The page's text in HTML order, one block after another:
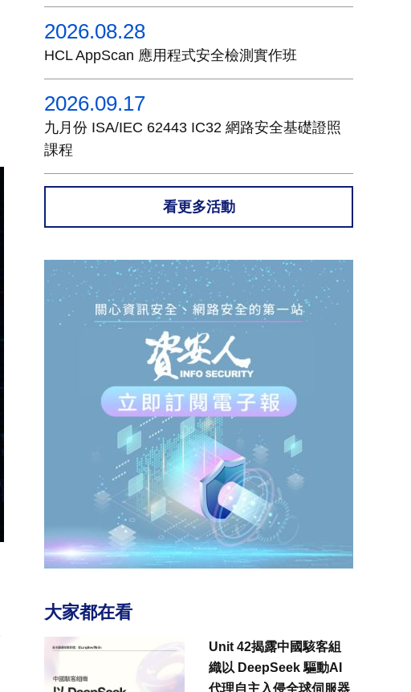
2026.08.28
HCL AppScan 應用程式安全檢測實作班
2026.09.17
九月份 ISA/IEC 62443 IC32 網路安全基礎證照
課程
看更多活動
大家都在看
Unit 42揭露中國駭客組
織以 DeepSeek 驅動AI
代理自主入侵全球伺服器